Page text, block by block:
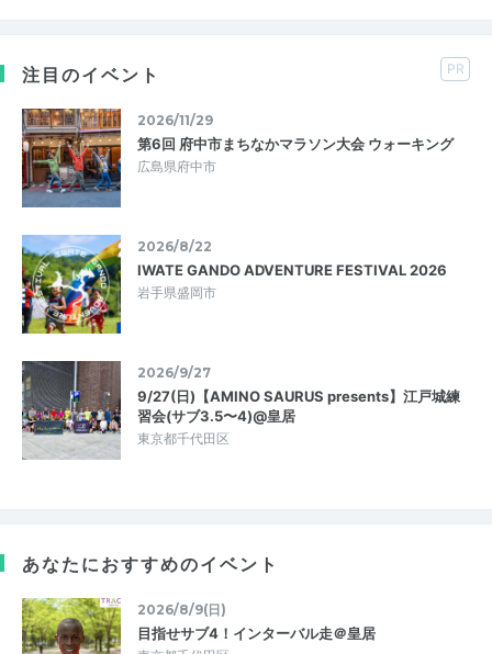
注目のイベント PR
2026/11/29
第6回 府中市まちなかマラソン大会 ウォーキング
広島県府中市
2026/8/22
IWATE GANDO ADVENTURE FESTIVAL 2026
岩手県盛岡市
2026/9/27
9/27(日)【AMINO SAURUS presents】江戸城練
習会(サブ3.5〜4)@皇居
東京都千代田区
あなたにおすすめのイベント
2026/8/9(日)
目指せサブ4！インターバル走＠皇居